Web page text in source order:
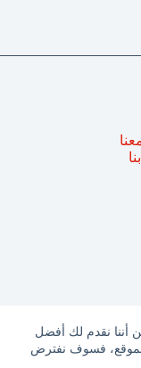
أننا نقدم لك أفضل
فسوف نفترض